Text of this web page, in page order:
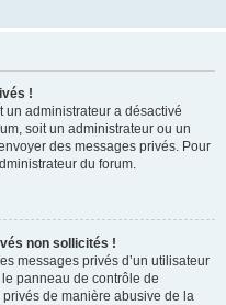
!
un administrateur a désactivé
soit un administrateur ou un
des messages privés. Pour
du forum.
non sollicités !
messages privés d’un utilisateur
panneau de contrôle de
privés de manière abusive de la